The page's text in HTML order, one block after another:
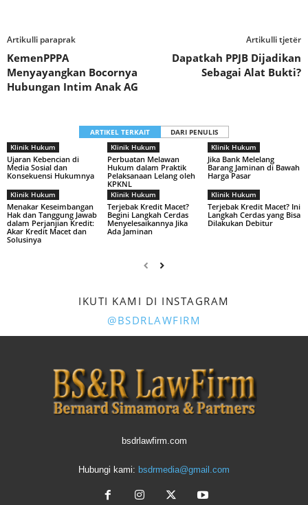
Artikulli paraprak
KemenPPPA
Menyayangkan Bocornya
Hubungan Intim Anak AG
Artikulli tjetër
Dapatkah PPJB Dijadikan
Sebagai Alat Bukti?
ARTIKEL TERKAIT
DARI PENULIS
Klinik Hukum
Ujaran Kebencian di
Media Sosial dan
Konsekuensi Hukumnya
Klinik Hukum
Perbuatan Melawan
Hukum dalam Praktik
Pelaksanaan Lelang oleh
KPKNL
Klinik Hukum
Jika Bank Melelang
Barang Jaminan di Bawah
Harga Pasar
Klinik Hukum
Menakar Keseimbangan
Hak dan Tanggung Jawab
dalam Perjanjian Kredit:
Akar Kredit Macet dan
Solusinya
Klinik Hukum
Terjebak Kredit Macet?
Begini Langkah Cerdas
Menyelesaikannya Jika
Ada Jaminan
Klinik Hukum
Terjebak Kredit Macet? Ini
Langkah Cerdas yang Bisa
Dilakukan Debitur
IKUTI KAMI DI INSTAGRAM
@BSDRLAWFIRM
bsdrlawfirm.com
Hubungi kami: bsdrmedia@gmail.com